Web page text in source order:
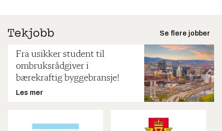
Se flere jobber
Fra usikker student til
ombruksrådgiver i
bærekraftig byggebransje!
Les mer